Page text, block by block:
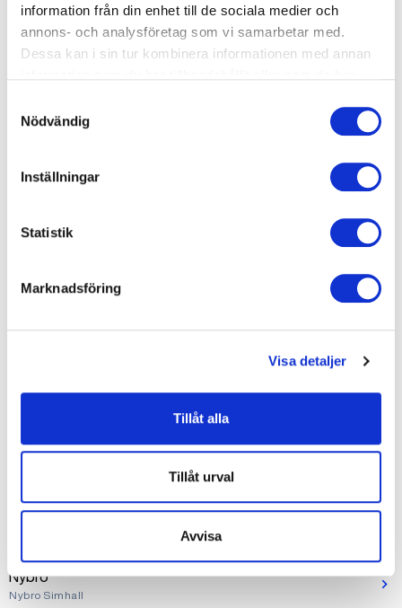
information från din enhet till de sociala medier och
annons- och analysföretag som vi samarbetar med.
Dessa kan i sin tur kombinera informationen med annan
Nödvändig
Inställningar
Statistik
Marknadsföring
Visa detaljer
Tillåt alla
Tillåt urval
Avvisa
Lund
Lund Genarp
Lund
Lund
Lund
Mariestad
Nybro
Nybro Simhall